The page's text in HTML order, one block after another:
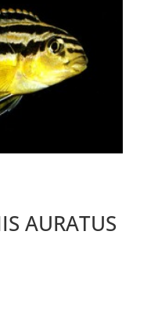
AURATUS